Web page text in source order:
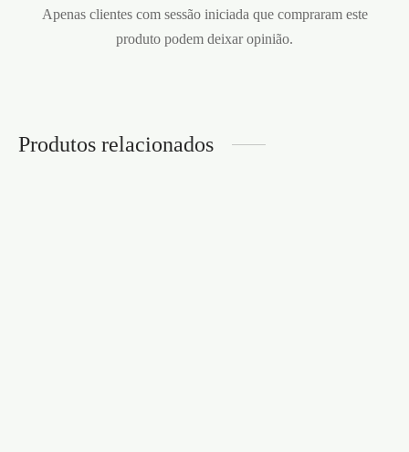
Apenas clientes com sessão iniciada que compraram este
produto podem deixar opinião.
Produtos relacionados